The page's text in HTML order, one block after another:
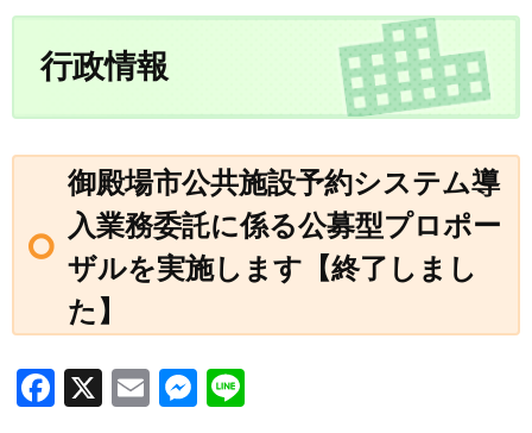
行政情報
御殿場市公共施設予約システム導
入業務委託に係る公募型プロポー
ザルを実施します【終了しまし
た】
F
X
E
M